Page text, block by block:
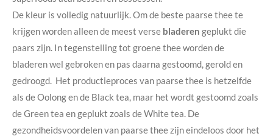
De kleur is volledig natuurlijk. Om de beste paarse thee te
krijgen worden alleen de meest verse bladeren geplukt die
paars zijn. In tegenstelling tot groene thee worden de
bladeren wel gebroken en pas daarna gestoomd, gerold en
gedroogd. Het productieproces van paarse thee is hetzelfde
als de Oolong en de Black tea, maar het wordt gestoomd zoals
de Green tea en geplukt zoals de White tea. De
gezondheidsvoordelen van paarse thee zijn eindeloos door het